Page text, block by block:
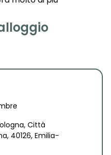
Città
40126, Emilia-